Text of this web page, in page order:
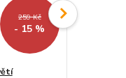
259 Kč
- 15 %